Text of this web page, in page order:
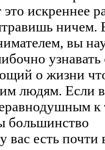
искреннее
ничем.
вы
узнавать
о жизни
людям. Если
к
большинство
есть почти